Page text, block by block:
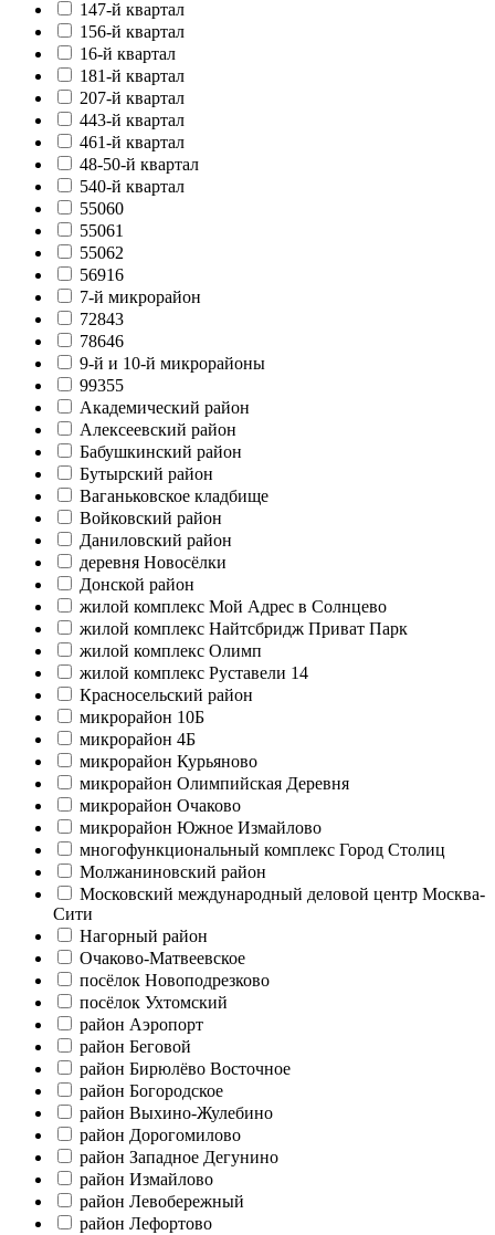
147-й квартал
156-й квартал
16-й квартал
181-й квартал
207-й квартал
443-й квартал
461-й квартал
48-50-й квартал
540-й квартал
55060
55061
55062
56916
7-й микрорайон
72843
78646
9-й и 10-й микрорайоны
99355
Академический район
Алексеевский район
Бабушкинский район
Бутырский район
Ваганьковское кладбище
Войковский район
Даниловский район
деревня Новосёлки
Донской район
жилой комплекс Мой Адрес в Солнцево
жилой комплекс Найтсбридж Приват Парк
жилой комплекс Олимп
жилой комплекс Руставели 14
Красносельский район
микрорайон 10Б
микрорайон 4Б
микрорайон Курьяново
микрорайон Олимпийская Деревня
микрорайон Очаково
микрорайон Южное Измайлово
многофункциональный комплекс Город Столиц
Молжаниновский район
Московский международный деловой центр Москва-
Сити
Нагорный район
Очаково-Матвеевское
посёлок Новоподрезково
посёлок Ухтомский
район Аэропорт
район Беговой
район Бирюлёво Восточное
район Богородское
район Выхино-Жулебино
район Дорогомилово
район Западное Дегунино
район Измайлово
район Левобережный
район Лефортово